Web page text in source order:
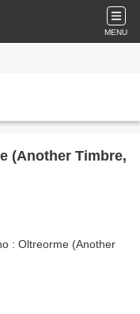
MENU
(Another Timbre,